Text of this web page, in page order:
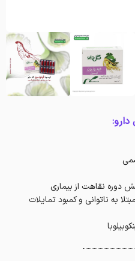
نقاهت از بیماری
به ناتوانی و کمبود تمایلات